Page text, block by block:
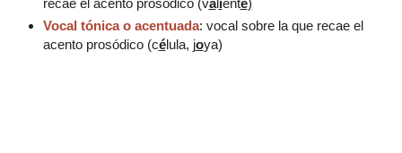
recae el acento prosódico (valiente)
Vocal tónica o acentuada: vocal sobre la que recae el
acento prosódico (célula, joya)